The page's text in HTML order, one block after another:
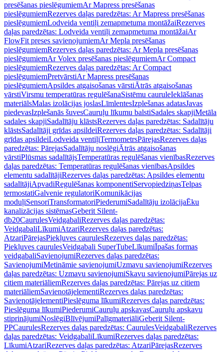
presēšanas pieslēgumiemAr Mapress presēšanas
pieslēgumiemRezerves daļas paredzētas: Ar Mapress presēšanas
pieslēgumiemLodveida ventiļi zemapmetuma montāžaiRezerves
daļas paredzētas: Lodveida ventiļi zemapmetuma montāžaiAr
FlowFit preses savienojumiemAr Mepla presēšanas
pieslēgumiemRezerves daļas paredzētas: Ar Mepla presēšanas
pieslēgumiemAr Volex presēšanas pieslēgumiemAr Compact
pieslēgumiemRezerves daļas paredzētas: Ar Compact
pieslēgumiemPretvārstiAr Mapress presēšanas
pieslēgumiemApsildes atgaisošanas vārstiĀtrās atgaisošanas
vārstiVirsmu temperatūras regulēšanaSistēmu cauruleIeklāšanas
materiālsMalas izolācijas joslasLīmlentesIzplešanas adatasJavas
piedevasIzplešanās šuvesCauruļu līkumu balstiSadales skapjiMetāla
sadales skapjiSadalītāju klāstsRezerves daļas paredzētas: Sadalītāju
klāstsSadalītāji grīdas apsildeiRezerves daļas paredzētas: Sadalītāji
grīdas apsildeiLodveida ventiļiTermometrsPārejasRezerves daļas
paredzētas: PārejasSadalītāju noslēgiĀtrās atgaisošanas
vārstiPlūsmas sadalītājsTemperatūras regulēšanas vienībasRezerves
daļas paredzētas: Temperatūras regulēšanas vienībasApsildes
elementu sadalītājiRezerves daļas paredzētas: Apsildes elementu
sadalītājiApvadiRegulēšanas komponentiServopiedziņasTelpas
termostatiGalvenie regulatoriKomunikācijas
moduļiSensoriTransformatoriPiederumiSadalītāju izolācijaĒku
kanalizācijas sistēmasGeberit Silent-
db20CaurulesVeidgabaliRezerves daļas paredzētas:
VeidgabaliLīkumiAtzariRezerves daļas paredzētas:
AtzariPārejasPiekļuves caurulesRezerves daļas paredzētas:
Piekļuves caurulesVeidgabali SuperTubeLīkumiĪpašas formas
veidgabaliSavienojumiRezerves daļas paredzētas:
SavienojumiMetināmie savienojumiUzmavu savienojumiRezerves
daļas paredzētas: Uzmavu savienojumiSkavu savienojumiPārejas uz
citiem materiāliemRezerves daļas paredzētas: Pārejas uz citiem
materiāliemSavienotājelementiRezerves daļas paredzētas:
SavienotājelementiPieslēguma līkumiRezerves daļas paredzētas:
Pieslēguma līkumiPiederumiCauruļu apskavasCauruļu apskavu
stiprinājumiNoslēgiBlīvējumiPalīgmateriāliGeberit Silent-
PPCaurulesRezerves daļas paredzētas: CaurulesVeidgabaliRezerves
daļas paredzētas: VeidgabaliLīkumiRezerves daļas paredzētas:
LīkumiAtzariRezerves daļas paredzētas: AtzariPārejasRezerves